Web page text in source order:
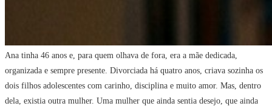
Ana tinha 46 anos e, para quem olhava de fora, era a mãe dedicada,
organizada e sempre presente. Divorciada há quatro anos, criava sozinha os
dois filhos adolescentes com carinho, disciplina e muito amor. Mas, dentro
dela, existia outra mulher. Uma mulher que ainda sentia desejo, que ainda